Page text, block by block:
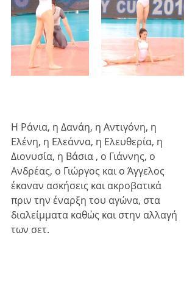
Η Ράνια, η Δανάη, η Αντιγόνη, η
Ελένη, η Ελεάννα, η Ελευθερία, η
Διονυσία, η Βάσια , ο Γιάννης, ο
Ανδρέας, ο Γιώργος και ο Άγγελος
έκαναν ασκήσεις και ακροβατικά
πριν την έναρξη του αγώνα, στα
διαλείμματα καθώς και στην αλλαγή
των σετ.